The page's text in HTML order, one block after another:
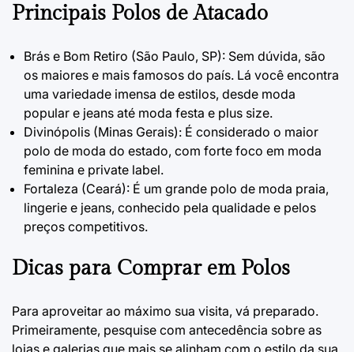
Principais Polos de Atacado
Brás e Bom Retiro (São Paulo, SP): Sem dúvida, são
os maiores e mais famosos do país. Lá você encontra
uma variedade imensa de estilos, desde moda
popular e jeans até moda festa e plus size.
Divinópolis (Minas Gerais): É considerado o maior
polo de moda do estado, com forte foco em moda
feminina e private label.
Fortaleza (Ceará): É um grande polo de moda praia,
lingerie e jeans, conhecido pela qualidade e pelos
preços competitivos.
Dicas para Comprar em Polos
Para aproveitar ao máximo sua visita, vá preparado.
Primeiramente, pesquise com antecedência sobre as
lojas e galerias que mais se alinham com o estilo da sua